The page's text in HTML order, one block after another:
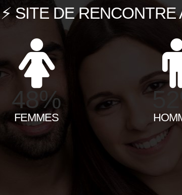
⚡ SITE DE RENCONTRE
48%
FEMMES